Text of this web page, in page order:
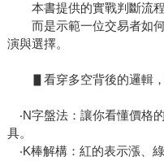
本書提供的實戰判斷流程
而是示範一位交易者如何
演與選擇。
▋看穿多空背後的邏輯，
‧N字盤法：讓你看懂價格
具。
‧K棒解構：紅的表示漲、